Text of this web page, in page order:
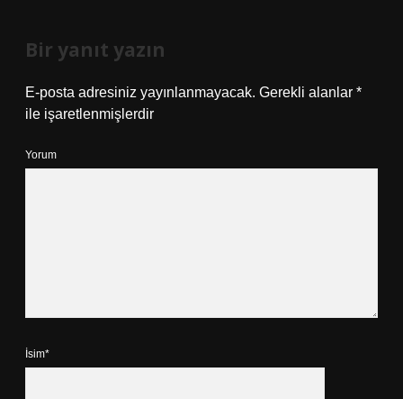
Bir yanıt yazın
E-posta adresiniz yayınlanmayacak. Gerekli alanlar *
ile işaretlenmişlerdir
Yorum
İsim*